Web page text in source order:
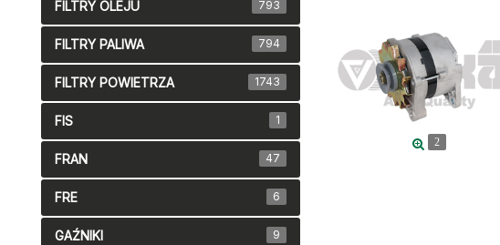
2
FILTRY OLEJU 793
FILTRY PALIWA 794
FILTRY POWIETRZA 1743
FIS 1
FRAN 47
FRE 6
GAŹNIKI 9